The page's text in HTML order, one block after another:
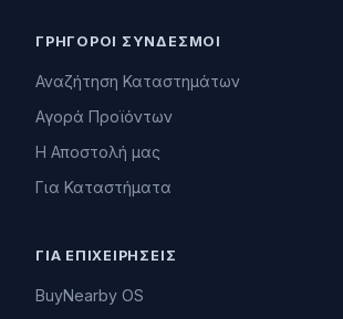
ΓΡΉΓΟΡΟΙ ΣΎΝΔΕΣΜΟΙ
Αναζήτηση Καταστημάτων
Αγορά Προϊόντων
Η Αποστολή μας
Για Καταστήματα
ΓΙΑ ΕΠΙΧΕΙΡΉΣΕΙΣ
BuyNearby OS